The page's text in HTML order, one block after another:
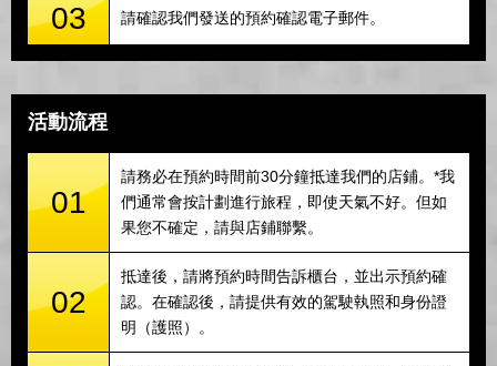
03 請確認我們發送的預約確認電子郵件。
活動流程
01
請務必在預約時間前30分鐘抵達我們的店鋪。*我
們通常會按計劃進行旅程，即使天氣不好。但如
果您不確定，請與店鋪聯繫。
02
抵達後，請將預約時間告訴櫃台，並出示預約確
認。在確認後，請提供有效的駕駛執照和身份證
明（護照）。